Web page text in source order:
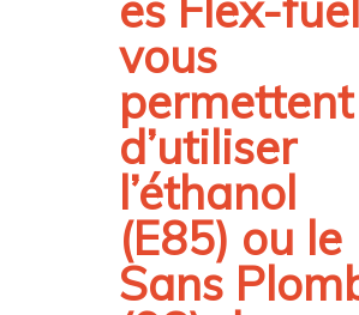
vous
permettent
d’utiliser
l’éthanol
(E85) ou le
Sans